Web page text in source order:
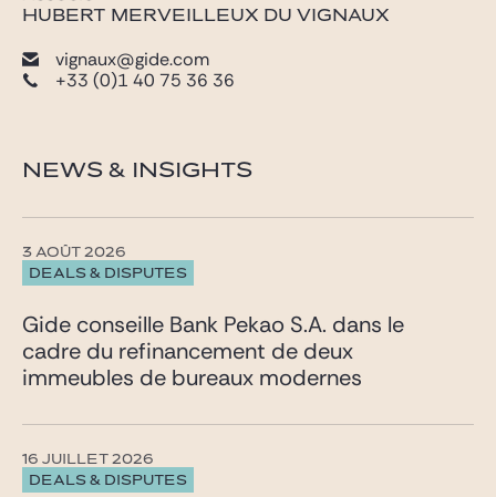
HUBERT MERVEILLEUX DU VIGNAUX
vignaux@gide.com
+33 (0)1 40 75 36 36
NEWS & INSIGHTS
DEALS & DISPUTES
3 AOÛT 2026
Gide conseille Bank Pekao S.A. dans le
cadre du refinancement de deux
immeubles de bureaux modernes
DEALS & DISPUTES
16 JUILLET 2026